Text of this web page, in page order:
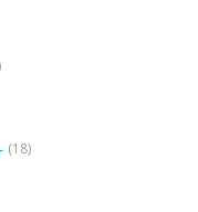
(18)